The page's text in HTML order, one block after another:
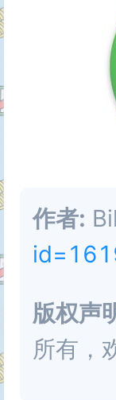
at
</
<div
作者:
版权声
所有，